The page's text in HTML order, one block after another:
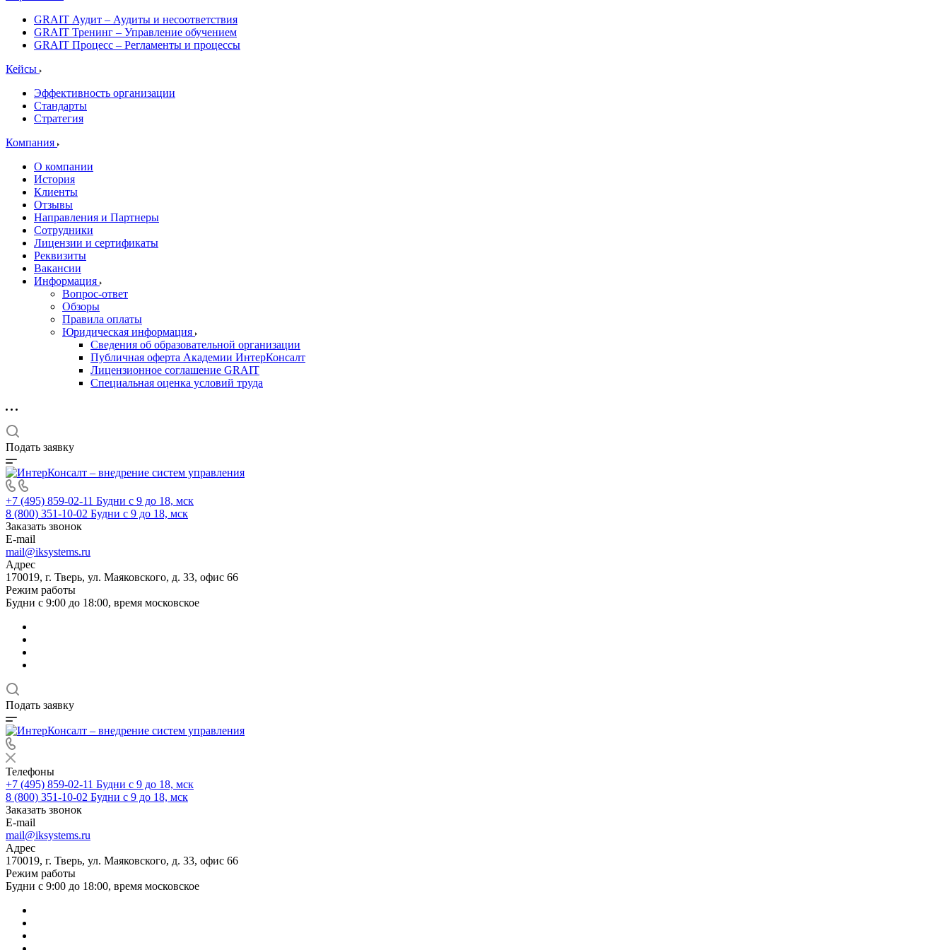
GRAIT Аудит – Аудиты и несоответствия
GRAIT Тренинг – Управление обучением
GRAIT Процесс – Регламенты и процессы
Кейсы
Эффективность организации
Стандарты
Стратегия
Компания
О компании
История
Клиенты
Отзывы
Направления и Партнеры
Сотрудники
Лицензии и сертификаты
Реквизиты
Вакансии
Информация
Вопрос-ответ
Обзоры
Правила оплаты
Юридическая информация
Сведения об образовательной организации
Публичная оферта Академии ИнтерКонсалт
Лицензионное соглашение GRAIT
Специальная оценка условий труда
Подать заявку
+7 (495) 859-02-11 Будни с 9 до 18, мск
8 (800) 351-10-02 Будни с 9 до 18, мск
Заказать звонок
E-mail
mail@iksystems.ru
Адрес
170019, г. Тверь, ул. Маяковского, д. 33, офис 66
Режим работы
Будни с 9:00 до 18:00, время московское
Подать заявку
Телефоны
+7 (495) 859-02-11 Будни с 9 до 18, мск
8 (800) 351-10-02 Будни с 9 до 18, мск
Заказать звонок
E-mail
mail@iksystems.ru
Адрес
170019, г. Тверь, ул. Маяковского, д. 33, офис 66
Режим работы
Будни с 9:00 до 18:00, время московское